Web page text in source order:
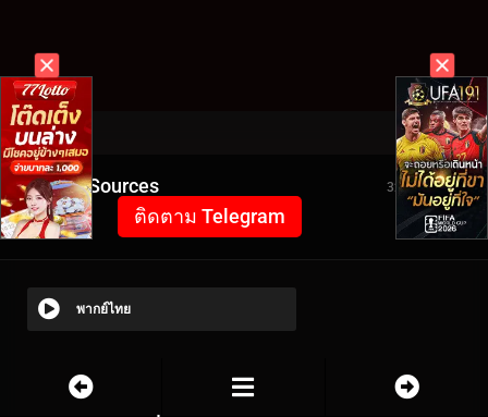
Video Sources 3291 Views
ติดตาม Telegram
พากย์ไทย